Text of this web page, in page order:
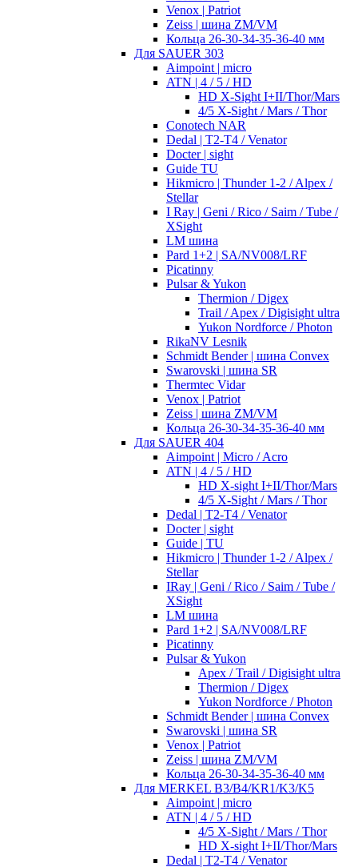
Venox | Patriot
Zeiss | шина ZM/VM
Кольца 26-30-34-35-36-40 мм
Для SAUER 303
Aimpoint | micro
ATN | 4 / 5 / HD
HD X-Sight I+II/Thor/Mars
4/5 X-Sight / Mars / Thor
Conotech NAR
Dedal | T2-T4 / Venator
Docter | sight
Guide TU
Hikmicro | Thunder 1-2 / Alpex /
Stellar
I Ray | Geni / Rico / Saim / Tube /
XSight
LM шина
Pard 1+2 | SA/NV008/LRF
Picatinny
Pulsar & Yukon
Thermion / Digex
Trail / Apex / Digisight ultra
Yukon Nordforce / Photon
RikaNV Lesnik
Schmidt Bender | шина Convex
Swarovski | шина SR
Thermtec Vidar
Venox | Patriot
Zeiss | шина ZM/VM
Кольца 26-30-34-35-36-40 мм
Для SAUER 404
Aimpoint | Micro / Acro
ATN | 4 / 5 / HD
HD X-sight I+II/Thor/Mars
4/5 X-Sight / Mars / Thor
Dedal | T2-T4 / Venator
Docter | sight
Guide | TU
Hikmicro | Thunder 1-2 / Alpex /
Stellar
IRay | Geni / Rico / Saim / Tube /
XSight
LM шина
Pard 1+2 | SA/NV008/LRF
Picatinny
Pulsar & Yukon
Apex / Trail / Digisight ultra
Thermion / Digex
Yukon Nordforce / Photon
Schmidt Bender | шина Convex
Swarovski | шина SR
Venox | Patriot
Zeiss | шина ZM/VM
Кольца 26-30-34-35-36-40 мм
Для MERKEL B3/B4/KR1/K3/K5
Aimpoint | micro
ATN | 4 / 5 / HD
4/5 X-Sight / Mars / Thor
HD X-sight I+II/Thor/Mars
Dedal | T2-T4 / Venator